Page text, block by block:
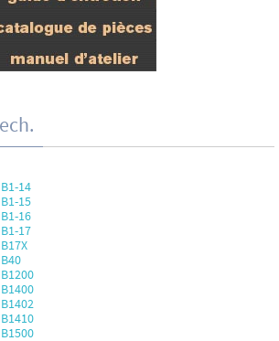
14
15
16
17